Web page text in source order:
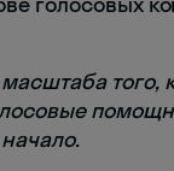
того,